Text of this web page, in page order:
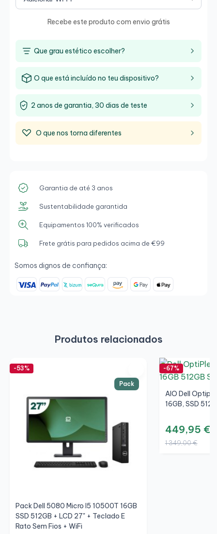
Recebe este produto com envio grátis
Que grau estético escolher?
O que está incluído no teu dispositivo?
2 anos de garantia, 30 dias de teste
O que nos torna diferentes
Garantia de até 3 anos
Sustentabilidade garantida
Equipamentos 100% verificados
Frete grátis para pedidos acima de €99
Somos dignos de confiança:
Produtos relacionados
Pack
-53%
Pack Dell 5080 Micro I5 10500T 16GB
SSD 512GB + LCD 27" + Teclado E
Rato Sem Fios + WiFi
-67%
AIO Dell
16GB, SSD
449,95 €
1 349,00 €